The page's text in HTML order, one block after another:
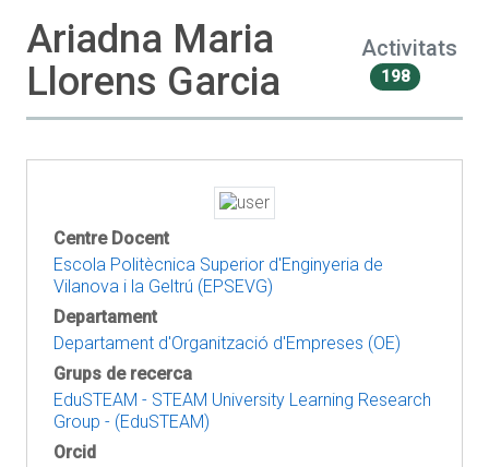
Ariadna Maria
Llorens Garcia
Activitats
198
Centre Docent
Escola Politècnica Superior d'Enginyeria de
Vilanova i la Geltrú (EPSEVG)
Departament
Departament d'Organització d'Empreses (OE)
Grups de recerca
EduSTEAM - STEAM University Learning Research
Group - (EduSTEAM)
Orcid